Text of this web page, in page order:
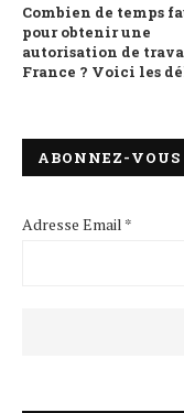
Combien de temps
pour obtenir une
autorisation de
France ? Voici les
ABONNEZ-
Adresse Email *